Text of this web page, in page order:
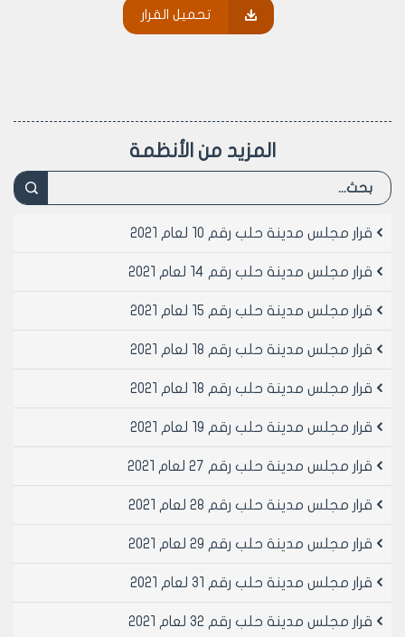
رئيس مجلس مدينة حلب
الدكتور المهندس معن الشبلي
تحميل القرار
المزيد من الأنظمة
قرار مجلس مدينة حلب رقم 10 لعام 2021
قرار مجلس مدينة حلب رقم 14 لعام 2021
قرار مجلس مدينة حلب رقم 15 لعام 2021
قرار مجلس مدينة حلب رقم 18 لعام 2021
قرار مجلس مدينة حلب رقم 18 لعام 2021
قرار مجلس مدينة حلب رقم 19 لعام 2021
قرار مجلس مدينة حلب رقم 27 لعام 2021
قرار مجلس مدينة حلب رقم 28 لعام 2021
قرار مجلس مدينة حلب رقم 29 لعام 2021
قرار مجلس مدينة حلب رقم 31 لعام 2021
قرار مجلس مدينة حلب رقم 32 لعام 2021